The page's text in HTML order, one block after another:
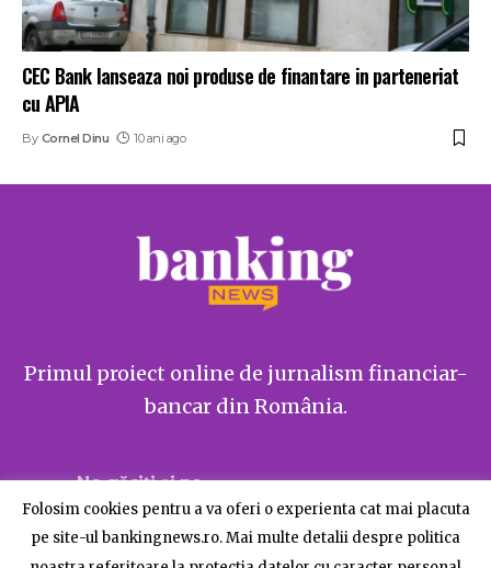
CEC Bank lanseaza noi produse de finantare in parteneriat
cu APIA
By Cornel Dinu 10 ani ago
Primul proiect online de jurnalism financiar-
bancar din România.
Ne găsiți și pe
Folosim cookies pentru a va oferi o experienta cat mai placuta
pe site-ul bankingnews.ro. Mai multe detalii despre politica